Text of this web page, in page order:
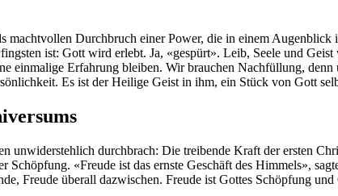
machtvollen Durchbruch einer Power, die in einem
ist: Gott wird erlebt. Ja, «gespürt». Leib, Seele und
einmalige Erfahrung bleiben. Wir brauchen Nachfüllung,
Es ist der Heilige Geist in ihm, ein Stück von Gott
unwiderstehlich durchbrach: Die treibende Kraft der ersten
Schöpfung. «Freude ist das ernste Geschäft des Himmels»,
Freude überall dazwischen. Freude ist Gottes Schöpfung